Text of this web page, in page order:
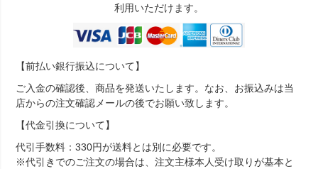
利用いただけます。
【前払い銀行振込について】
ご入金の確認後、商品を発送いたします。なお、お振込みは当
店からの注文確認メールの後でお願い致します。
【代金引換について】
代引手数料：330円が送料とは別に必要です。
※代引きでのご注文の場合は、注文主様本人受け取りが基本と